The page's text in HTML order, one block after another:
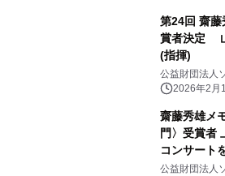
第24回 齋藤
賞者決定
(指揮)
公益財団法人
2026年2月
齋藤秀雄メ
門〉受賞者
コンサート
(火)東京文化
公益財団法人